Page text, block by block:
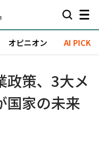
オピニオン AI PICK
政策、3大メ
国家の未来